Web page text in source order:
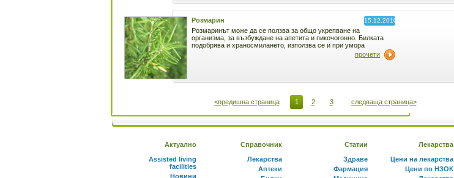
Розмарин 15.12.2010
Розмаринът може да се ползва за общо укрепване на
организма, за възбуждане на апетита и пикочогонно. Билката
подобрява и храносмилането, използва се и при умора
прочети
<предишна страница 1 2 3 следваща страница>
Актуално
Assisted living
facilities
Новини
Справочник
Лекарства
Аптеки
Статии
Здраве
Фармация
Лекарства
Цени на лекарства
Цени по НЗОК